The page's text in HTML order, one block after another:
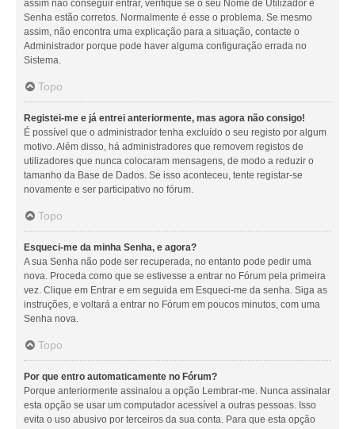
assim não conseguir entrar, verifique se o seu Nome de Utilizador e
Senha estão corretos. Normalmente é esse o problema. Se mesmo
assim, não encontra uma explicação para a situação, contacte o
Administrador porque pode haver alguma configuração errada no
Sistema.
Topo
Registei-me e já entrei anteriormente, mas agora não consigo!
É possível que o administrador tenha excluído o seu registo por algum
motivo. Além disso, há administradores que removem registos de
utilizadores que nunca colocaram mensagens, de modo a reduzir o
tamanho da Base de Dados. Se isso aconteceu, tente registar-se
novamente e ser participativo no fórum.
Topo
Esqueci-me da minha Senha, e agora?
A sua Senha não pode ser recuperada, no entanto pode pedir uma
nova. Proceda como que se estivesse a entrar no Fórum pela primeira
vez. Clique em Entrar e em seguida em Esqueci-me da senha. Siga as
instruções, e voltará a entrar no Fórum em poucos minutos, com uma
Senha nova.
Topo
Por que entro automaticamente no Fórum?
Porque anteriormente assinalou a opção Lembrar-me. Nunca assinalar
esta opção se usar um computador acessível a outras pessoas. Isso
evita o uso abusivo por terceiros da sua conta. Para que esta opção